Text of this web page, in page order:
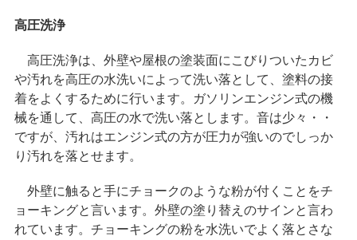
高圧洗浄
高圧洗浄は、外壁や屋根の塗装面にこびりついたカビ
や汚れを高圧の水洗いによって洗い落として、塗料の接
着をよくするために行います。ガソリンエンジン式の機
械を通して、高圧の水で洗い落とします。音は少々・・
ですが、汚れはエンジン式の方が圧力が強いのでしっか
り汚れを落とせます。
外壁に触ると手にチョークのような粉が付くことをチ
ョーキングと言います。外壁の塗り替えのサインと言わ
れています。チョーキングの粉を水洗いでよく落とさな